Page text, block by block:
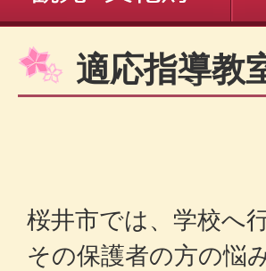
適応指導教
桜井市では、学校へ
その保護者の方の悩